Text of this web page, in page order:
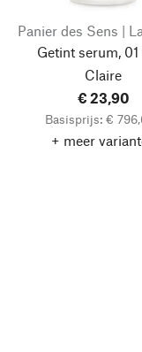
Getint serum, 01
Claire
€ 23,90
Basisprijs: €
+ meer